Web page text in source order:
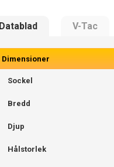
Datablad V-Tac
Dimensioner
Sockel
Bredd
Djup
Hålstorlek